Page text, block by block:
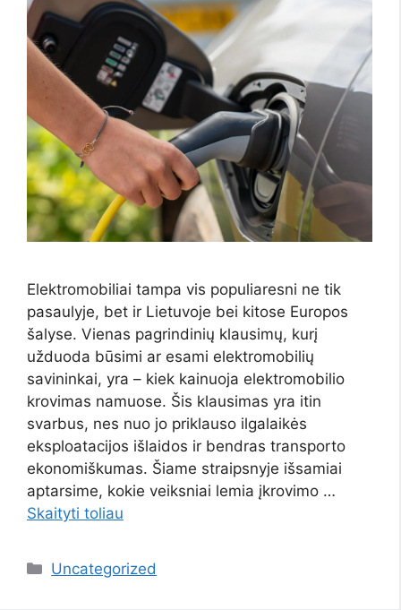
Elektromobiliai tampa vis populiaresni ne tik
pasaulyje, bet ir Lietuvoje bei kitose Europos
šalyse. Vienas pagrindinių klausimų, kurį
užduoda būsimi ar esami elektromobilių
savininkai, yra – kiek kainuoja elektromobilio
krovimas namuose. Šis klausimas yra itin
svarbus, nes nuo jo priklauso ilgalaikės
eksploatacijos išlaidos ir bendras transporto
ekonomiškumas. Šiame straipsnyje išsamiai
aptarsime, kokie veiksniai lemia įkrovimo …
Skaityti toliau
Kategorijos
Uncategorized